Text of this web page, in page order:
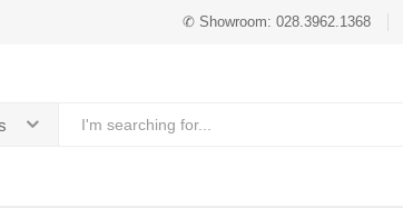
✆ Showroom: 028.3962.1368